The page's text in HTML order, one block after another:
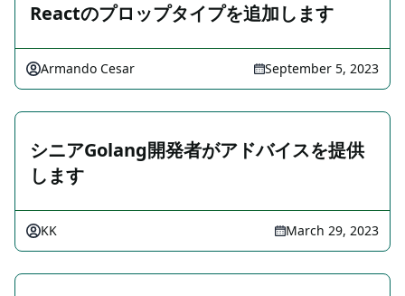
Reactのプロップタイプを追加します
Armando Cesar September 5, 2023
シニアGolang開発者がアドバイスを提供
します
KK March 29, 2023